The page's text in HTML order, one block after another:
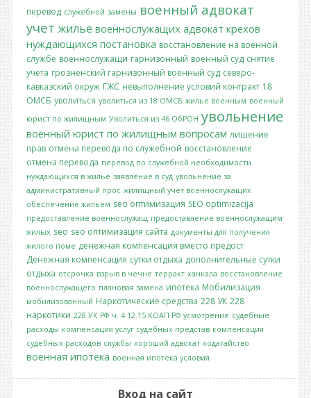
перевод служебной замены военный адвокат
учет жилье военнослужащих адвокат крехов
нуждающихся постановка восстановление на военной
службе военнослужащи гарнизонный военный суд снятие
учета грозненский гарнизонный военный суд северо-
кавказский окруж ГЖС невыполнение условий контракт 18
ОМСБ уволиться уволиться из 18 ОМСБ жилье военным военный
юрист по жилищным Уволиться из 46 ОбРОН увольнение
военный юрист по жилищным вопросам лишение
прав отмена перевода по служебной восстановление
отмена перевода перевод по служебной необходимости
нуждающихся в жилье заявление в суд увольнение за
административный прос жилищный учет военнослужащих
обеспечение жильем seo оптимизация SEO optimizacija
предоставление военнослужащ предоставление военнослужащим
жилых seo seo оптимизация сайта документы для получения
жилого поме денежная компенсация вместо предост
Денежная компенсация сутки отдыха дополнительные сутки
отдыха отсрочка взрыв в чечне терракт ханкала восстановление
военнослужащего плановая замена ипотека Мобилизация
мобилизованный Наркотические средства 228 УК 228
наркотики 228 УК РФ ч. 4 12.15 КОАП РФ усмотрение судебные
расходы компенсация услуг судебных представ компенсация
судебных расходов службы хороший адвокат ходатайство
военная ипотека военная ипотека условия
Вход на сайт